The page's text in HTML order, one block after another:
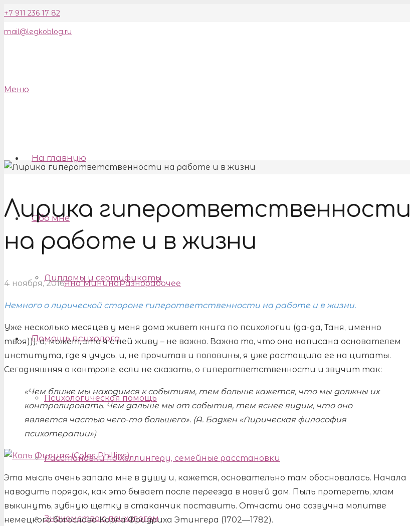
+7 911 236 17 82
mail@legkoblog.ru
Меню
На главную
Обо мне
Дипломы и сертификаты
Помощь психолога
Психологическая помощь
Расстановки по Хеллингеру, семейные расстановки
Знакомство с психологом
Лирика гиперответственности
на работе и в жизни
4 ноября, 2016Яна МининаРазнорабочее
Немного о лирической стороне гиперответственности на работе и в жизни.
Уже несколько месяцев у меня дома живет книга по психологии (да-да, Таня, именно
твоя))), а, может, это я с ней живу – не важно. Важно то, что она написана основателем
института, где я учусь, и, не прочитав и половины, я уже растащила ее на цитаты.
Сегодняшняя о контроле, если не сказать, о гиперответственности и звучит так:
«Чем ближе мы находимся к событиям, тем больше кажется, что мы должны их
контролировать. Чем дальше мы от события, тем яснее видим, что оно
является частью чего-то большего». (А. Бадхен «Лирическая философия
психотерапии»)
Эта мысль очень запала мне в душу и, кажется, основательно там обосновалась. Начала
наводить порядок, как это бывает после переезда в новый дом. Пыль протереть, хлам
выкинуть, зубную щетку в стаканчик поставить. Отчасти она созвучна молитве
немецкого богослова Карла Фридриха Этингера (1702—1782).